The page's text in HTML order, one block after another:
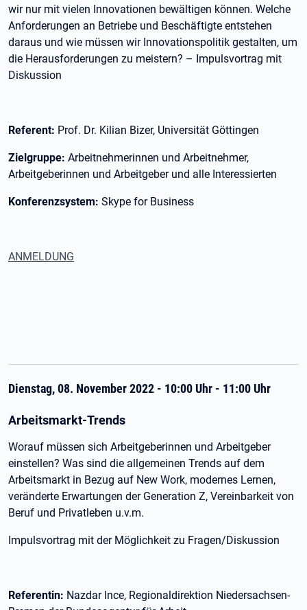
wir nur mit vielen Innovationen bewältigen können. Welche
Anforderungen an Betriebe und Beschäftigte entstehen
daraus und wie müssen wir Innovationspolitik gestalten, um
die Herausforderungen zu meistern? – Impulsvortrag mit
Diskussion
Referent: Prof. Dr. Kilian Bizer, Universität Göttingen
Zielgruppe: Arbeitnehmerinnen und Arbeitnehmer,
Arbeitgeberinnen und Arbeitgeber und alle Interessierten
Konferenzsystem: Skype for Business
ANMELDUNG
Dienstag, 08. November 2022 - 10:00 Uhr - 11:00 Uhr
Arbeitsmarkt-Trends
Worauf müssen sich Arbeitgeberinnen und Arbeitgeber
einstellen? Was sind die allgemeinen Trends auf dem
Arbeitsmarkt in Bezug auf New Work, modernes Lernen,
veränderte Erwartungen der Generation Z, Vereinbarkeit von
Beruf und Privatleben u.v.m.
Impulsvortrag mit der Möglichkeit zu Fragen/Diskussion
Referentin: Nazdar Ince, Regionaldirektion Niedersachsen-